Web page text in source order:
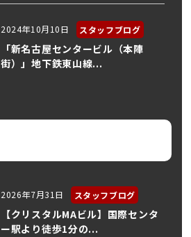
2024年10月10日 スタッフブログ
「新名古屋センタービル（本陣
街）」地下鉄東山線...
2026年7月31日 スタッフブログ
【クリスタルMAビル】国際センタ
ー駅より徒歩1分の...